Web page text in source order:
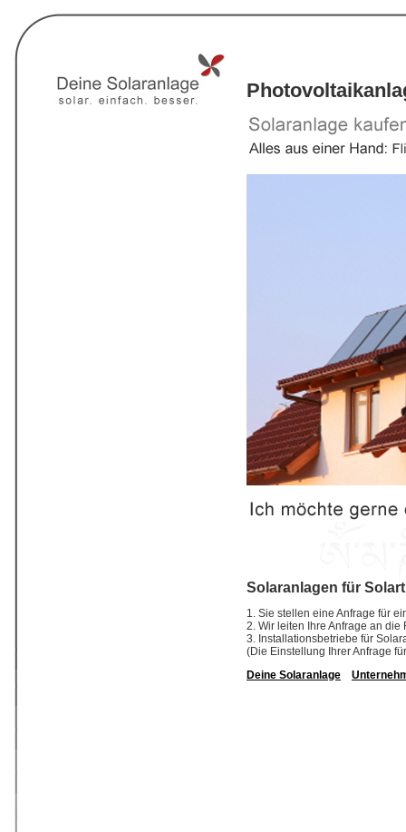
Solaranlagen für
1. Sie stellen eine Anfrage für
2. Wir leiten Ihre Anfrage an
3. Installationsbetriebe für
(Die Einstellung Ihrer Anfrage
Deine Solaranlage